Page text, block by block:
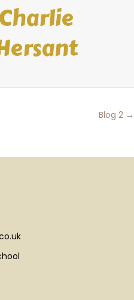
Charlie
Blog 2 →